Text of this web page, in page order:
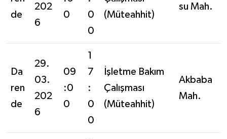
de
202
6
0
0
0
(Müteahhit)
su Mah.
Da
ren
de
29.
03.
202
6
09
:0
0
1
7
:
0
0
İşletme Bakım
Çalışması
(Müteahhit)
Akbaba
Mah.